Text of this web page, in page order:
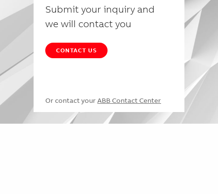
Submit your inquiry and
we will contact you
CONTACT US
Or contact your ABB Contact Center